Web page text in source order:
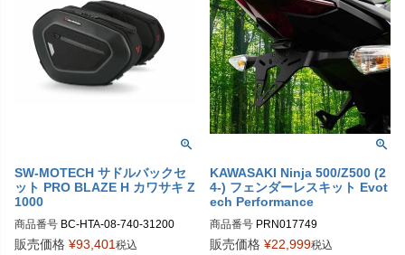
PRN015626-016647-01
PRN015626-016647-02
PRN015626-016647-03
PRN015626-016647-04
PRN015626-016647-06
PRN015626-016647-07
PRN015626-016647-05
PRN015626-016647-13
PRN015626-016647-14
PRN015626-016647-16
PRN015626-016647-17
PRN015626-016647-18
SW-MOTECH サドルバックセ
ット PRO BLAZE H カワサキ Z
1000
商品番号 BC-HTA-08-740-31200
BC.HTA.08.740.31200
販売価格 ¥93,401 税込
KAWASAKI Ninja 500/Z500 (2
4-) フェンダーレスキット Evot
ech Performance
商品番号 PRN017749
PRN017749-01
販売価格 ¥22,999税込